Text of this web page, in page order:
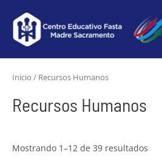
contenido
Inicio / Recursos Humanos
Recursos Humanos
Mostrando 1–12 de 39 resultados